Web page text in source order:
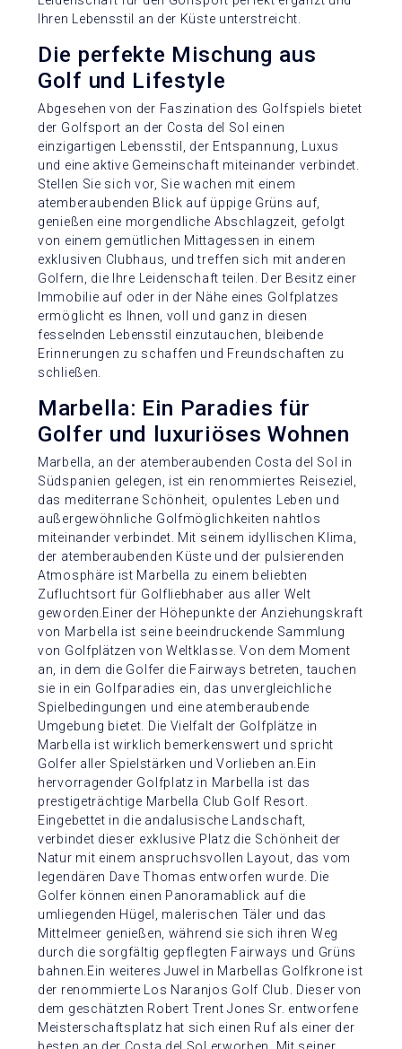
Ihren Lebensstil an der Küste unterstreicht.
Die perfekte Mischung aus
Golf und Lifestyle
Abgesehen von der Faszination des Golfspiels bietet
der Golfsport an der Costa del Sol einen
einzigartigen Lebensstil, der Entspannung, Luxus
und eine aktive Gemeinschaft miteinander verbindet.
Stellen Sie sich vor, Sie wachen mit einem
atemberaubenden Blick auf üppige Grüns auf,
genießen eine morgendliche Abschlagzeit, gefolgt
von einem gemütlichen Mittagessen in einem
exklusiven Clubhaus, und treffen sich mit anderen
Golfern, die Ihre Leidenschaft teilen. Der Besitz einer
Immobilie auf oder in der Nähe eines Golfplatzes
ermöglicht es Ihnen, voll und ganz in diesen
fesselnden Lebensstil einzutauchen, bleibende
Erinnerungen zu schaffen und Freundschaften zu
schließen.
Marbella: Ein Paradies für
Golfer und luxuriöses Wohnen
Marbella, an der atemberaubenden Costa del Sol in
Südspanien gelegen, ist ein renommiertes Reiseziel,
das mediterrane Schönheit, opulentes Leben und
außergewöhnliche Golfmöglichkeiten nahtlos
miteinander verbindet. Mit seinem idyllischen Klima,
der atemberaubenden Küste und der pulsierenden
Atmosphäre ist Marbella zu einem beliebten
Zufluchtsort für Golfliebhaber aus aller Welt
geworden.Einer der Höhepunkte der Anziehungskraft
von Marbella ist seine beeindruckende Sammlung
von Golfplätzen von Weltklasse. Von dem Moment
an, in dem die Golfer die Fairways betreten, tauchen
sie in ein Golfparadies ein, das unvergleichliche
Spielbedingungen und eine atemberaubende
Umgebung bietet. Die Vielfalt der Golfplätze in
Marbella ist wirklich bemerkenswert und spricht
Golfer aller Spielstärken und Vorlieben an.Ein
hervorragender Golfplatz in Marbella ist das
prestigeträchtige Marbella Club Golf Resort.
Eingebettet in die andalusische Landschaft,
verbindet dieser exklusive Platz die Schönheit der
Natur mit einem anspruchsvollen Layout, das vom
legendären Dave Thomas entworfen wurde. Die
Golfer können einen Panoramablick auf die
umliegenden Hügel, malerischen Täler und das
Mittelmeer genießen, während sie sich ihren Weg
durch die sorgfältig gepflegten Fairways und Grüns
bahnen.Ein weiteres Juwel in Marbellas Golfkrone ist
der renommierte Los Naranjos Golf Club. Dieser von
dem geschätzten Robert Trent Jones Sr. entworfene
Meisterschaftsplatz hat sich einen Ruf als einer der